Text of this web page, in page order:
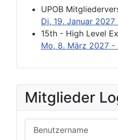
Mitglieder
UPOB
Di, 19. Januar 2027
15th - High Level
Mo, 8. März 2027 -